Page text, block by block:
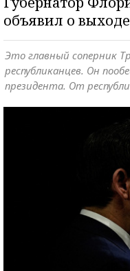
объявил о
Это главный соперник
республиканцев. Он
президента. От